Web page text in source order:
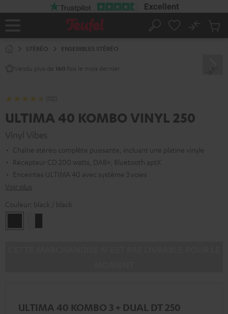
Page
Rechercher
No
STÉRÉO ENSEMBLES STÉRÉO
Vendu plus de 160 fois le mois dernier.
(112)
ULTIMA 40 KOMBO VINYL 250
Vinyl Vibes
Chaîne stéréo complète puissante, incluant une platine vinyle
Récepteur CD 200 watts, DAB+, Bluetooth aptX
Enceintes ULTIMA 40 avec système 3 voies
Voir plus
Couleur: black / black
/
ULTIMA 40 KOMBO 3 + DUAL DT 250